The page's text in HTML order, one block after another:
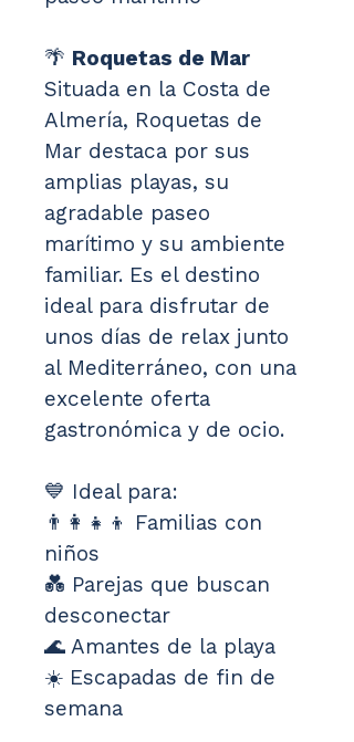
🌴 Roquetas de Mar
Situada en la Costa de
Almería, Roquetas de
Mar destaca por sus
amplias playas, su
agradable paseo
marítimo y su ambiente
familiar. Es el destino
ideal para disfrutar de
unos días de relax junto
al Mediterráneo, con una
excelente oferta
gastronómica y de ocio.
💙 Ideal para:
👨‍👩‍👧‍👦 Familias con
niños
💑 Parejas que buscan
desconectar
🌊 Amantes de la playa
☀️ Escapadas de fin de
semana